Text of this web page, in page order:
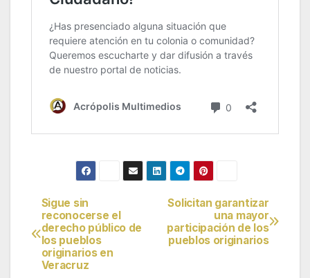
Navegación
de
entradas
Solicitan garantizar
una mayor
participación de los
pueblos originarios
Sigue sin
reconocerse el
derecho público de
los pueblos
originarios en
Veracruz